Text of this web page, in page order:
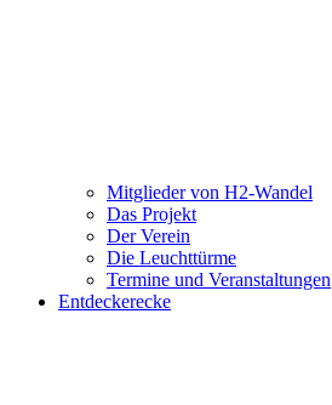
Mitglieder von H2-Wandel
Das Projekt
Der Verein
Die Leuchttürme
Termine und Veranstaltungen
Entdeckerecke